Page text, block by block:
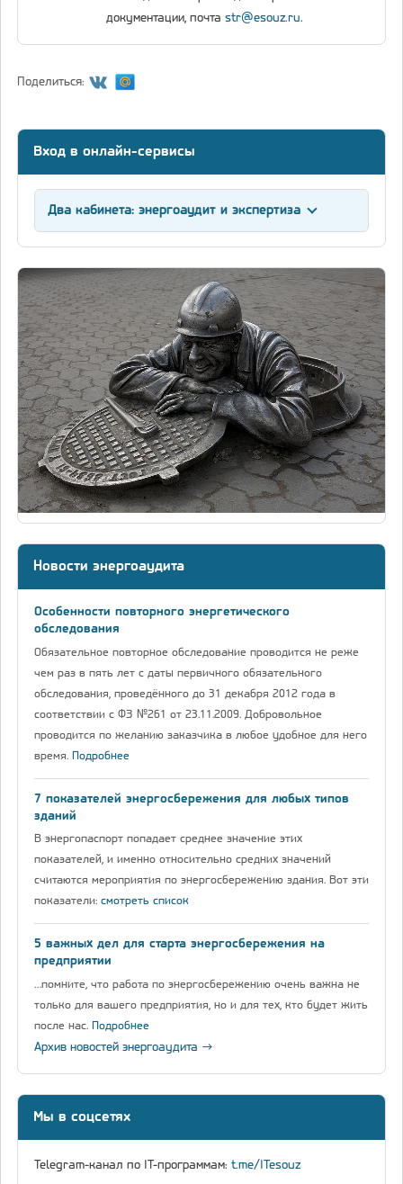
документации, почта str@esouz.ru.
Поделиться:
Вход в онлайн-сервисы
Два кабинета: энергоаудит и экспертиза
Новости энергоаудита
Особенности повторного энергетического
обследования
Обязательное повторное обследование проводится не реже
чем раз в пять лет с даты первичного обязательного
обследования, проведённого до 31 декабря 2012 года в
соответствии с ФЗ №261 от 23.11.2009. Добровольное
проводится по желанию заказчика в любое удобное для него
время. Подробнее
7 показателей энергосбережения для любых типов
зданий
В энергопаспорт попадает среднее значение этих
показателей, и именно относительно средних значений
считаются мероприятия по энергосбережению здания. Вот эти
показатели: смотреть список
5 важных дел для старта энергосбережения на
предприятии
…помните, что работа по энергосбережению очень важна не
только для вашего предприятия, но и для тех, кто будет жить
после нас. Подробнее
Архив новостей энергоаудита →
Мы в соцсетях
Telegram-канал по IT-программам: t.me/ITesouz